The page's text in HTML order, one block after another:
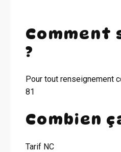
Comment
?
Pour tout renseignement
81
Combien
Tarif NC